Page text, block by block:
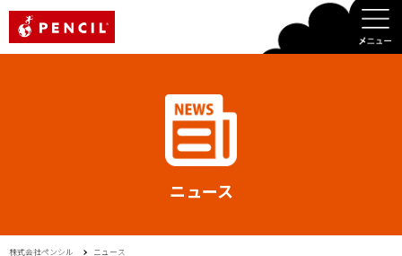
ニュース
株式会社ペンシル ニュース